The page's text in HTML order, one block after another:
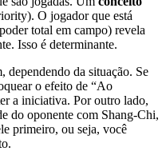
O jogador que está
total em campo) revela
Isso é determinante.
dependendo da situação. Se
o efeito de “Ao
a iniciativa. Por outro lado,
do oponente com Shang-Chi,
primeiro, ou seja, você